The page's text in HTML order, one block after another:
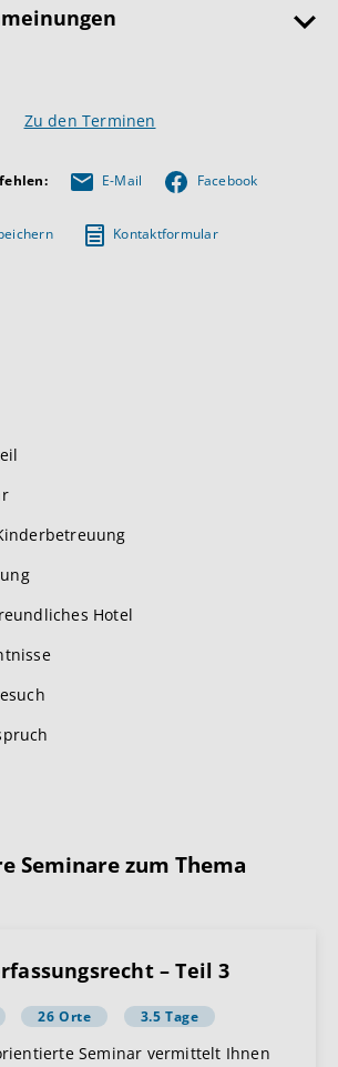
Zu den Terminen
E-Mail Facebook
Kontaktformular
Hotel
Seminare zum Thema
– Teil 3
26 Orte 3.5 Tage
Seminar vermittelt Ihnen